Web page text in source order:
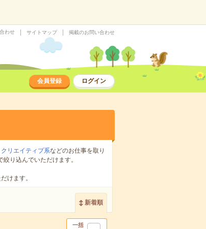
わせ サイトマップ 掲載のお問い合わせ
会員登録 ログイン
クリエイティブ系などのお仕事を取り
り込んでいただけます。
けます。
新着順
一括